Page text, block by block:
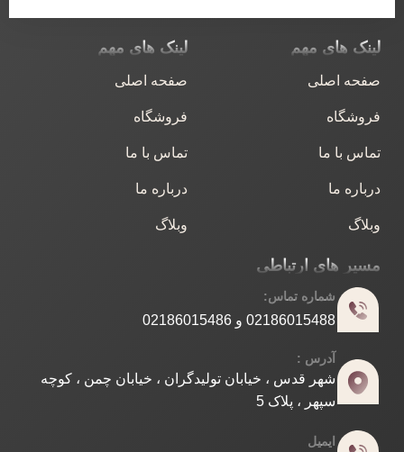
لینک های مهم
صفحه اصلی
فروشگاه
تماس با ما
درباره ما
وبلاگ
لینک های مهم
صفحه اصلی
فروشگاه
تماس با ما
درباره ما
وبلاگ
مسیر های ارتباطی
شماره تماس:
02186015488 و 02186015486
آدرس :
شهر قدس ، خیابان تولیدگران ، خیابان چمن ، کوچه
سپهر ، پلاک 5
ایمیل